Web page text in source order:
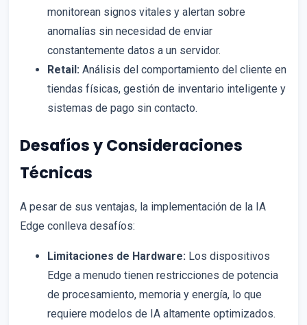
monitorean signos vitales y alertan sobre
anomalías sin necesidad de enviar
constantemente datos a un servidor.
Retail: Análisis del comportamiento del cliente en
tiendas físicas, gestión de inventario inteligente y
sistemas de pago sin contacto.
Desafíos y Consideraciones
Técnicas
A pesar de sus ventajas, la implementación de la IA
Edge conlleva desafíos:
Limitaciones de Hardware: Los dispositivos
Edge a menudo tienen restricciones de potencia
de procesamiento, memoria y energía, lo que
requiere modelos de IA altamente optimizados.